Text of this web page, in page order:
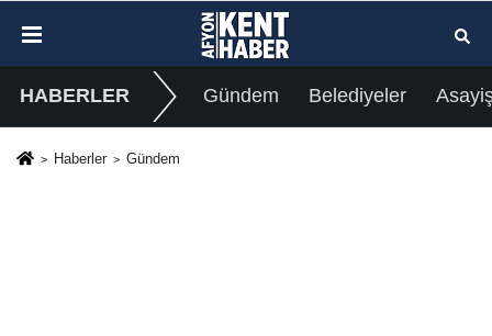
HABERLER Gündem Belediyeler
Haberler Gündem